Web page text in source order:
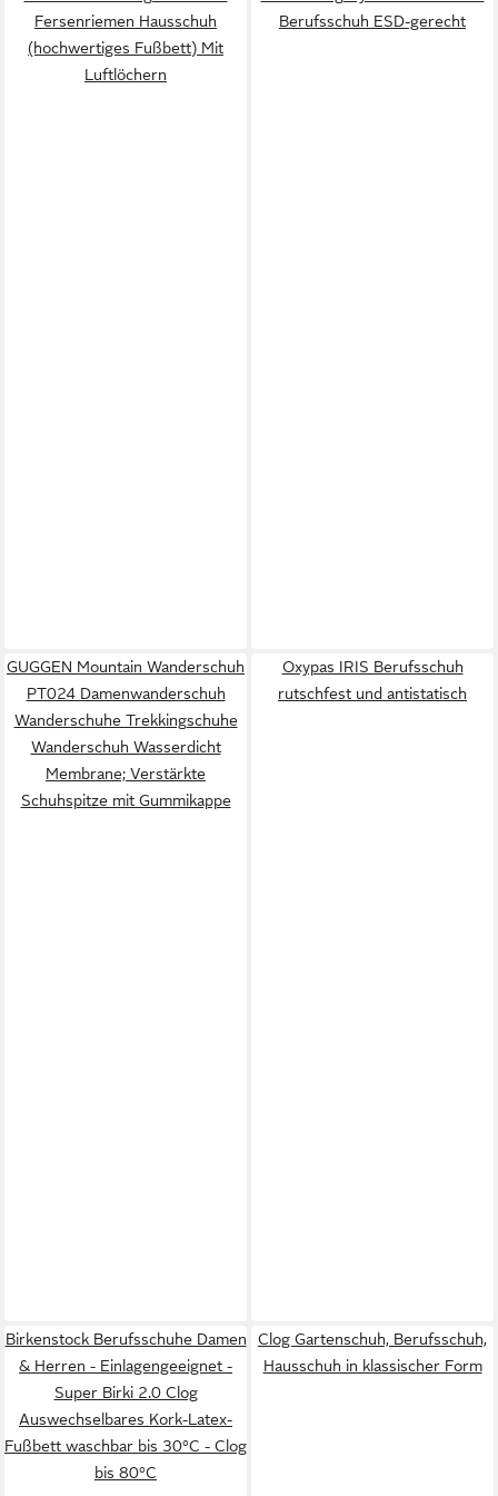
Fersenriemen Hausschuh
(hochwertiges Fußbett) Mit
Luftlöchern
Berufsschuh ESD-gerecht
GUGGEN Mountain Wanderschuh
PT024 Damenwanderschuh
Wanderschuhe Trekkingschuhe
Wanderschuh Wasserdicht
Membrane; Verstärkte
Schuhspitze mit Gummikappe
Oxypas IRIS Berufsschuh
rutschfest und antistatisch
Birkenstock Berufsschuhe Damen
& Herren - Einlagengeeignet -
Super Birki 2.0 Clog
Auswechselbares Kork-Latex-
Fußbett waschbar bis 30°C - Clog
bis 80°C
Clog Gartenschuh, Berufsschuh,
Hausschuh in klassischer Form